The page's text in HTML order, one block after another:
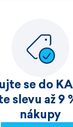
se do
slevu až 9
nákupy